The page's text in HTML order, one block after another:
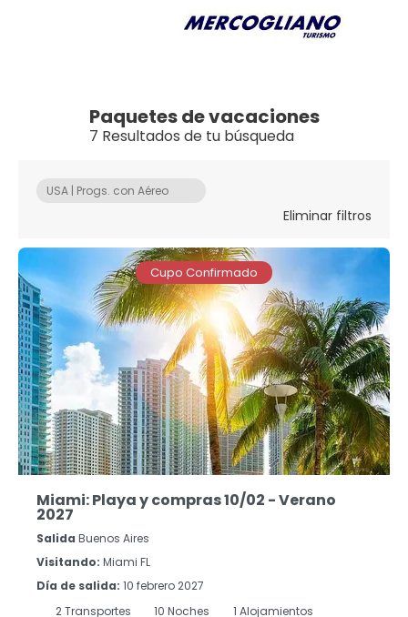
Paquetes de vacaciones
7 Resultados de tu búsqueda
USA | Progs. con Aéreo
Eliminar filtros
Cupo Confirmado
Miami: Playa y compras 10/02 - Verano
2027
Salida Buenos Aires
Visitando: Miami FL
Día de salida: 10 febrero 2027
2Transportes 10 Noches
1 Alojamientos